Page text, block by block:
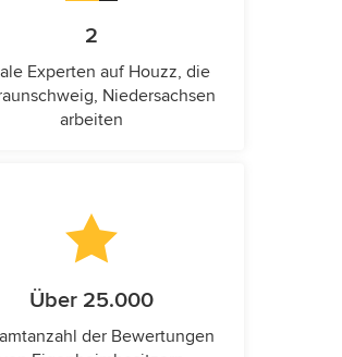
2
Experten auf Houzz, die
Niedersachsen
arbeiten
Über 25.000
der Bewertungen